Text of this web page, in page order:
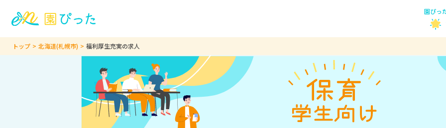
園ぴっ
トップ 北海道(札幌市) 福利厚生充実の求人